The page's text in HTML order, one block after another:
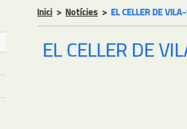
Inici > Notícies > EL CELLER DE
EL CELLER DE